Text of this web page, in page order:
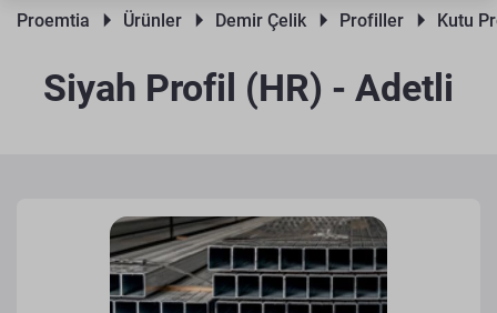
Proemtia Ürünler Demir Çelik Profiller Kutu
Siyah Profil (HR) - Adetli